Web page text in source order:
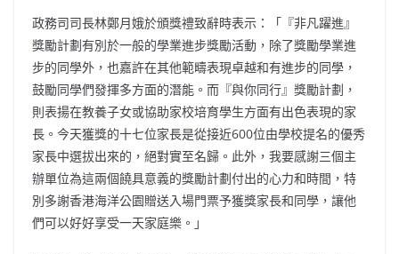
政務司司長林鄭月娥於頒獎禮致辭時表示：「『非凡躍進』
獎勵計劃有別於一般的學業進步獎勵活動，除了獎勵學業進
步的同學外，也嘉許在其他範疇表現卓越和有進步的同學，
鼓勵同學們發揮多方面的潛能。而『與你同行』獎勵計劃，
則表揚在教養子女或協助家校培育學生方面有出色表現的家
長。今天獲獎的十七位家長是從接近600位由學校提名的優秀
家長中選拔出來的，絕對實至名歸。此外，我要感謝三個主
辦單位為這兩個饒具意義的獎勵計劃付出的心力和時間，特
別多謝香港海洋公園贈送入場門票予獲獎家長和同學，讓他
們可以好好享受一天家庭樂。」